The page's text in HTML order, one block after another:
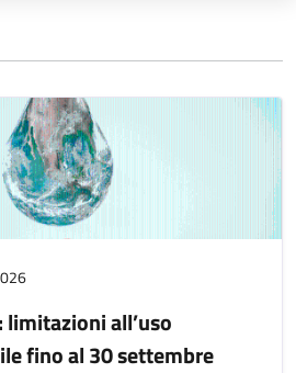
all’uso
fino al 30 settembre